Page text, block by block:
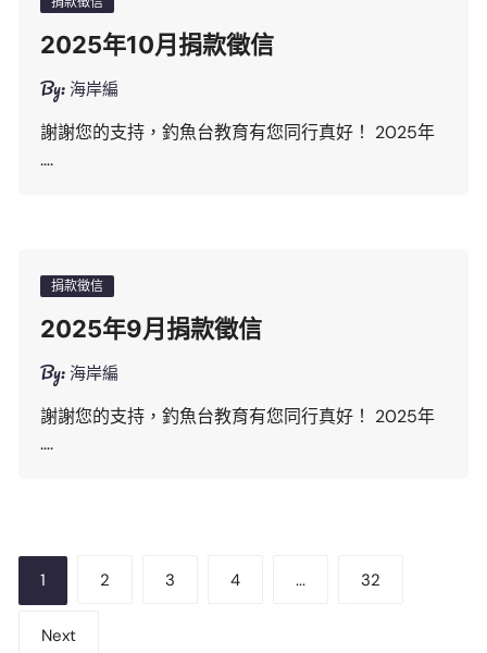
2025年10月捐款徵信
By:海岸編
謝謝您的支持，釣魚台教育有您同行真好！ 2025年
….
捐款徵信
2025年9月捐款徵信
By:海岸編
謝謝您的支持，釣魚台教育有您同行真好！ 2025年
….
文
章
1 2 3 4 ... 32
Next